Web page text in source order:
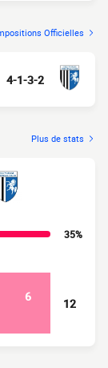
Officielles
4-1-3-2
Plus de stats
35%
6
12